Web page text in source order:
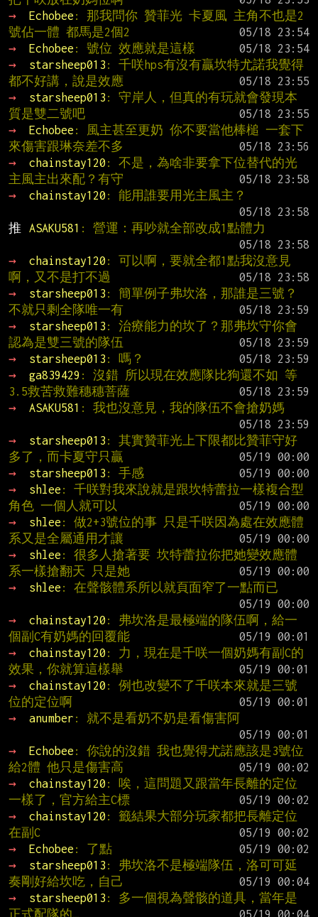
→
Echobee : 那我問你 贊菲光 卡夏風 主角不也是2
號佔一體 都馬是2個2
→
Echobee : 號位 效應就是這樣
→
starsheep013 : 千咲hps有沒有贏坎特尤諾我覺得
都不好講，說是效應
→
starsheep013 : 守岸人，但真的有玩就會發現本
質是雙二號吧
→
Echobee : 風主甚至更奶 你不要當他棒槌 一套下
來傷害跟琳奈差不多
→
chainstay120 : 不是，為啥非要拿下位替代的光
主風主出來配？有守
→
chainstay120 : 能用誰要用光主風主？
推
ASAKU581 : 營運：再吵就全部改成1點體力
→
chainstay120 : 可以啊，要就全都1點我沒意見
啊，又不是打不過
→
starsheep013 : 簡單例子弗坎洛，那誰是三號？
不就只剩全隊唯一有
→
starsheep013 : 治療能力的坎了？那弗坎守你會
認為是雙三號的隊伍
→
starsheep013 : 嗎？
→
ga839429 : 沒錯 所以現在效應隊比狗還不如 等
3.5救苦救難穗穗菩薩
→
ASAKU581 : 我也沒意見，我的隊伍不會搶奶媽
→
starsheep013 : 其實贊菲光上下限都比贊菲守好
多了，而卡夏守只贏
→
starsheep013 : 手感
→
shlee : 千咲對我來說就是跟坎特蕾拉一樣複合型
角色 一個人就可以
→
shlee : 做2+3號位的事 只是千咲因為處在效應體
系又是全屬通用才讓
→
shlee : 很多人搶著要 坎特蕾拉你把她變效應體
系一樣搶翻天 只是她
→
shlee : 在聲骸體系所以就頁面窄了一點而已
→
chainstay120 : 弗坎洛是最極端的隊伍啊，給一
個副C有奶媽的回覆能
→
chainstay120 : 力，現在是千咲一個奶媽有副C的
效果，你就算這樣舉
→
chainstay120 : 例也改變不了千咲本來就是三號
位的定位啊
→
anumber : 就不是看奶不奶是看傷害阿
→
Echobee : 你說的沒錯 我也覺得尤諾應該是3號位
給2體 他只是傷害高
→
chainstay120 : 唉，這問題又跟當年長離的定位
一樣了，官方給主C標
→
chainstay120 : 籤結果大部分玩家都把長離定位
在副C
→
Echobee : 了點
→
starsheep013 : 弗坎洛不是極端隊伍，洛可可延
奏剛好給坎吃，自己
→
starsheep013 : 多一個視為聲骸的道具，當年是
正式配隊的…